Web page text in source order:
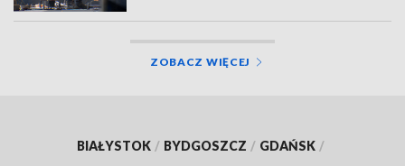
ZOBACZ WIĘCEJ
BIAŁYSTOK / BYDGOSZCZ / GDAŃSK /